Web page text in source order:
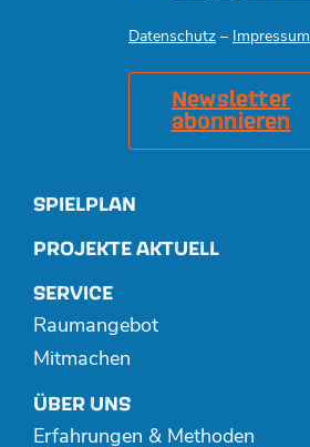
Datenschutz – Impressum
Newsletter
abonnieren
SPIELPLAN
PROJEKTE AKTUELL
SERVICE
Raumangebot
Mitmachen
ÜBER UNS
Erfahrungen & Methoden